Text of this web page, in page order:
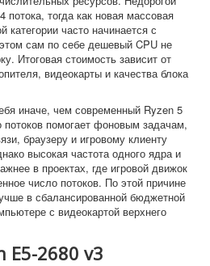
потока, тогда как новая массовая
часто начинается с
сам по себе дешевый CPU не
Итоговая стоимость зависит от
видеокарты и качества блока
иначе, чем современный Ryzen 5
помогает фоновым задачам,
браузеру и игровому клиенту
высокая частота одного ядра и
в проектах, где игровой движок
число потоков. По этой причине
в сбалансированной бюджетной
с видеокартой верхнего
E5-2680 v3